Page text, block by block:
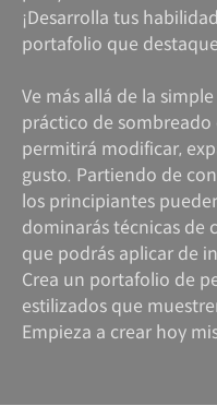
¡Desarrolla tus
portafolio que
Ve más allá de la
práctico de
permitirá modificar,
gusto. Partiendo de
los principiantes
dominarás técnicas de
que podrás aplicar de
Crea un portafolio de
estilizados que
Empieza a crear hoy